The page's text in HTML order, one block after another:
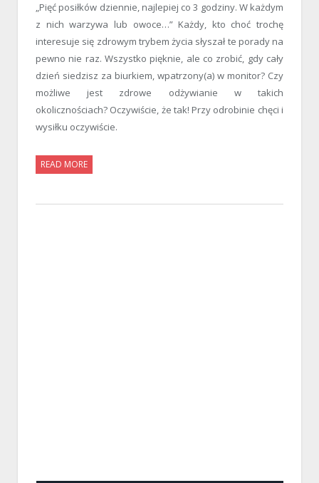
„Pięć posiłków dziennie, najlepiej co 3 godziny. W każdym
z nich warzywa lub owoce…” Każdy, kto choć trochę
interesuje się zdrowym trybem życia słyszał te porady na
pewno nie raz. Wszystko pięknie, ale co zrobić, gdy cały
dzień siedzisz za biurkiem, wpatrzony(a) w monitor? Czy
możliwe jest zdrowe odżywianie w takich
okolicznościach? Oczywiście, że tak! Przy odrobinie chęci i
wysiłku oczywiście.
READ MORE